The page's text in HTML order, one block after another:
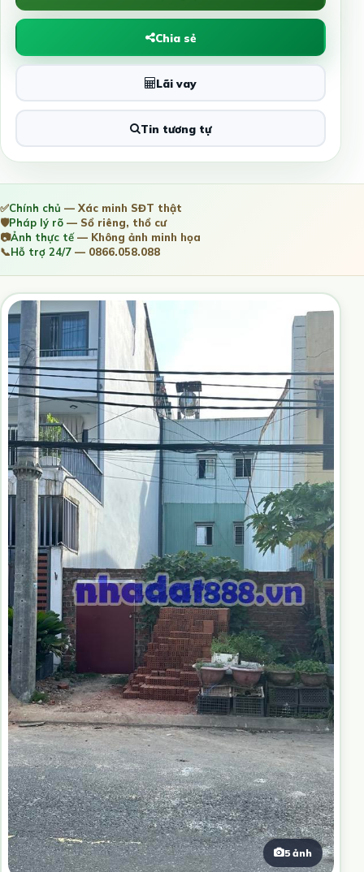
Chia sẻ
Lãi vay
Tin tương tự
✅Chính chủ — Xác minh SĐT thật
🛡️Pháp lý rõ — Sổ riêng, thổ cư
📷Ảnh thực tế— Không ảnh minh họa
📞Hỗ trợ 24/7 — 0866.058.088
5 ảnh